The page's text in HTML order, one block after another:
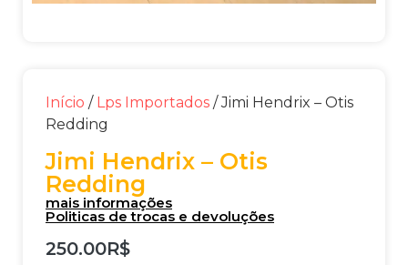
Início / Lps Importados / Jimi Hendrix – Otis
Redding
Jimi Hendrix – Otis
Redding
mais informações
Politicas de trocas e devoluções
250.00R$